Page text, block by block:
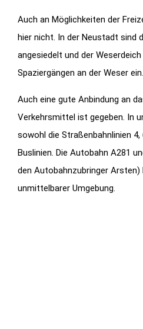
Auch an Möglichkeiten der
hier nicht. In der Neustadt sind
angesiedelt und der
Spaziergängen an der Weser ein.
Auch eine gute Anbindung an
Verkehrsmittel ist gegeben. In
sowohl die Straßenbahnlinien 4,
Buslinien. Die Autobahn A281
den Autobahnzubringer Arsten)
unmittelbarer Umgebung.